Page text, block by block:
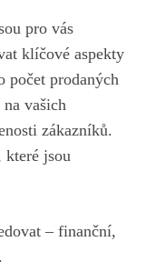
pro vás
klíčové aspekty
počet prodaných
vašich
zákazníků.
​jsou
– finanční,